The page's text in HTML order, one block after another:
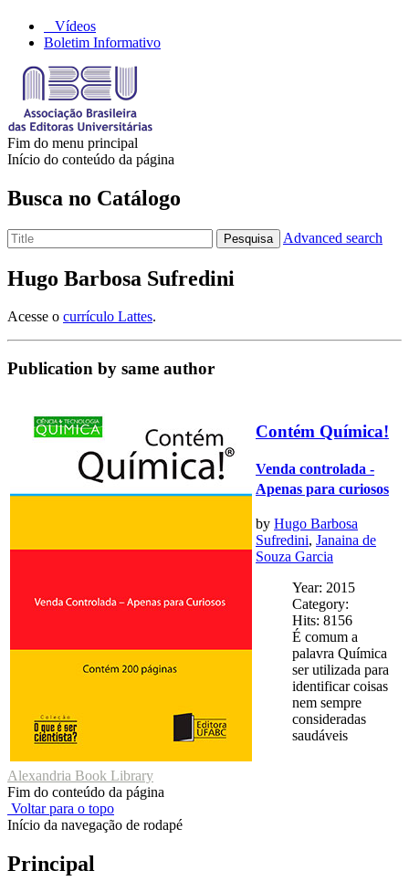
Vídeos
Boletim Informativo
Fim do menu principal
Início do conteúdo da página
Busca no Catálogo
Pesquisa Advanced search
Hugo Barbosa Sufredini
Acesse o currículo Lattes.
Publication by same author
Contém Química!
Venda controlada -
Apenas para curiosos
by Hugo Barbosa
Sufredini, Janaina de
Souza Garcia
Year: 2015
Category:
Hits: 8156
É comum a
palavra Química
ser utilizada para
identificar coisas
nem sempre
consideradas
saudáveis
Alexandria Book Library
Fim do conteúdo da página
Voltar para o topo
Início da navegação de rodapé
Principal